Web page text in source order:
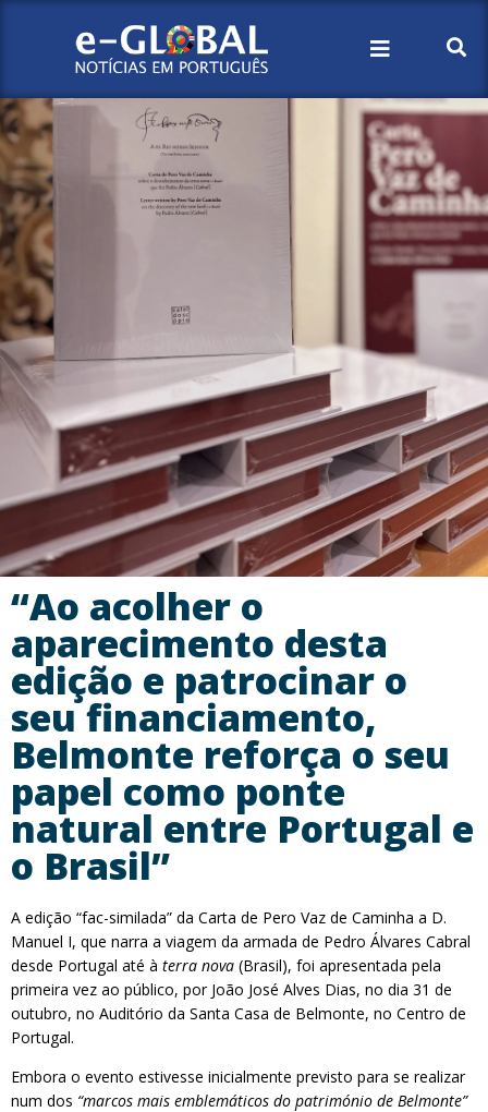
“Ao acolher o
aparecimento desta
edição e patrocinar o
seu financiamento,
Belmonte reforça o seu
papel como ponte
natural entre Portugal e
o Brasil”
A edição “fac-similada” da Carta de Pero Vaz de Caminha a D.
Manuel I, que narra a viagem da armada de Pedro Álvares Cabral
desde Portugal até à terra nova (Brasil), foi apresentada pela
primeira vez ao público, por João José Alves Dias, no dia 31 de
outubro, no Auditório da Santa Casa de Belmonte, no Centro de
Portugal.
Embora o evento estivesse inicialmente previsto para se realizar
num dos “marcos mais emblemáticos do património de Belmonte”